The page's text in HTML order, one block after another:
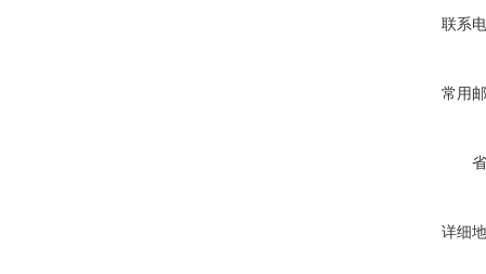
联系
常用
详细